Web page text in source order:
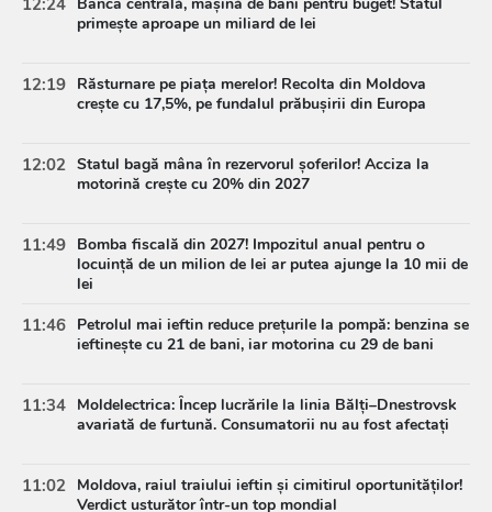
12:24
primește aproape un miliard de lei
12:19 Răsturnare pe piața merelor! Recolta din Moldova
crește cu 17,5%, pe fundalul prăbușirii din Europa
12:02 Statul bagă mâna în rezervorul șoferilor! Acciza la
motorină crește cu 20% din 2027
11:49 Bomba fiscală din 2027! Impozitul anual pentru o
locuință de un milion de lei ar putea ajunge la 10 mii de
lei
11:46 Petrolul mai ieftin reduce prețurile la pompă: benzina se
ieftinește cu 21 de bani, iar motorina cu 29 de bani
11:34 Moldelectrica: Încep lucrările la linia Bălți–Dnestrovsk
avariată de furtună. Consumatorii nu au fost afectați
11:02 Moldova, raiul traiului ieftin și cimitirul oportunităților!
Verdict usturător într-un top mondial